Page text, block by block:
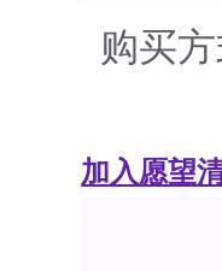
购买
加入愿望